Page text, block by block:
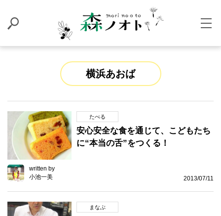
横浜あおば
たべる
安心安全な食を通じて、こどもたち
に“本当の舌”をつくる！
written by
小池一美
2013/07/11
まなぶ